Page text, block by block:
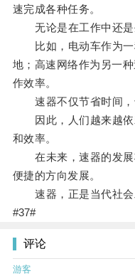
速完成各种任务。
无论是在工作中还是
比如，电动车作为一
地；高速网络作为另一
作效率。
速器不仅节省时间，
因此，人们越来越依
和效率。
在未来，速器的发展
便捷的方向发展。
速器，正是当代社会
#37#
评论
游客